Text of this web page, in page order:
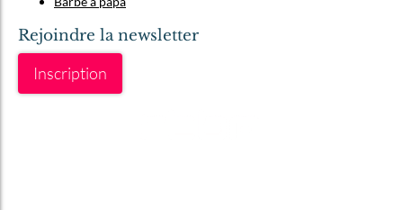
Rejoindre la newsletter
Inscription